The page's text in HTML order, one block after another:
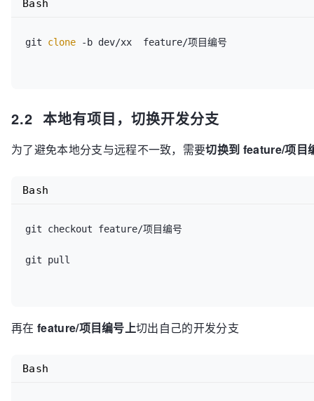
git clone -b dev/xx  feature/项目编号
Bash
2.2 本地有项目，切换开发分支
为了避免本地分支与远程不一致，需要切换到 feature/项目
git checkout feature/项目编号
git pull
Bash
再在 feature/项目编号上切出自己的开发分支
Bash